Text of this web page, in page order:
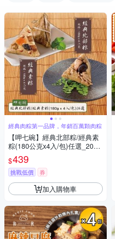
經典肉粽第一品牌，年銷百萬顆肉粽
【呷七碗】經典北部粽/經典素
粽(180公克x4入/包)任選_2026
端午肉粽
$439
挑戰低價 券
加入購物車